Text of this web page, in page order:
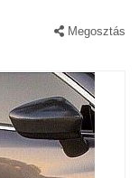
Megosztás